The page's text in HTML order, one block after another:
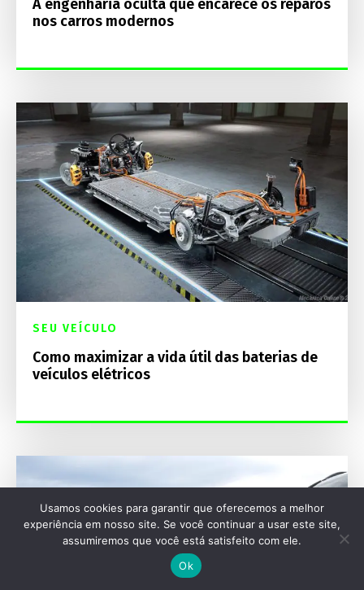
A engenharia oculta que encarece os reparos
nos carros modernos
SEU VEÍCULO
Como maximizar a vida útil das baterias de
veículos elétricos
Usamos cookies para garantir que oferecemos a melhor
experiência em nosso site. Se você continuar a usar este site,
assumiremos que você está satisfeito com ele.
Ok